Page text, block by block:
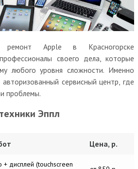
ремонт Apple в Красногорске
своего дела, которые
любого уровня сложности. Именно
сервисный центр, где
проблемы.
Эппл
Цена, р.
+ дисплей (touchscreen